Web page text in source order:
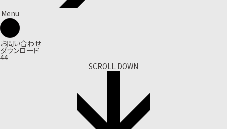
Menu
お問い合わせ
ダウンロード
44
SCROLL DOWN